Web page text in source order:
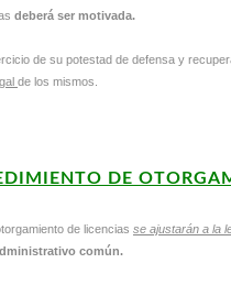
deberá ser motivada.
de su potestad de defensa y
de los mismos.
DE
de licencias se ajustarán a la
común.